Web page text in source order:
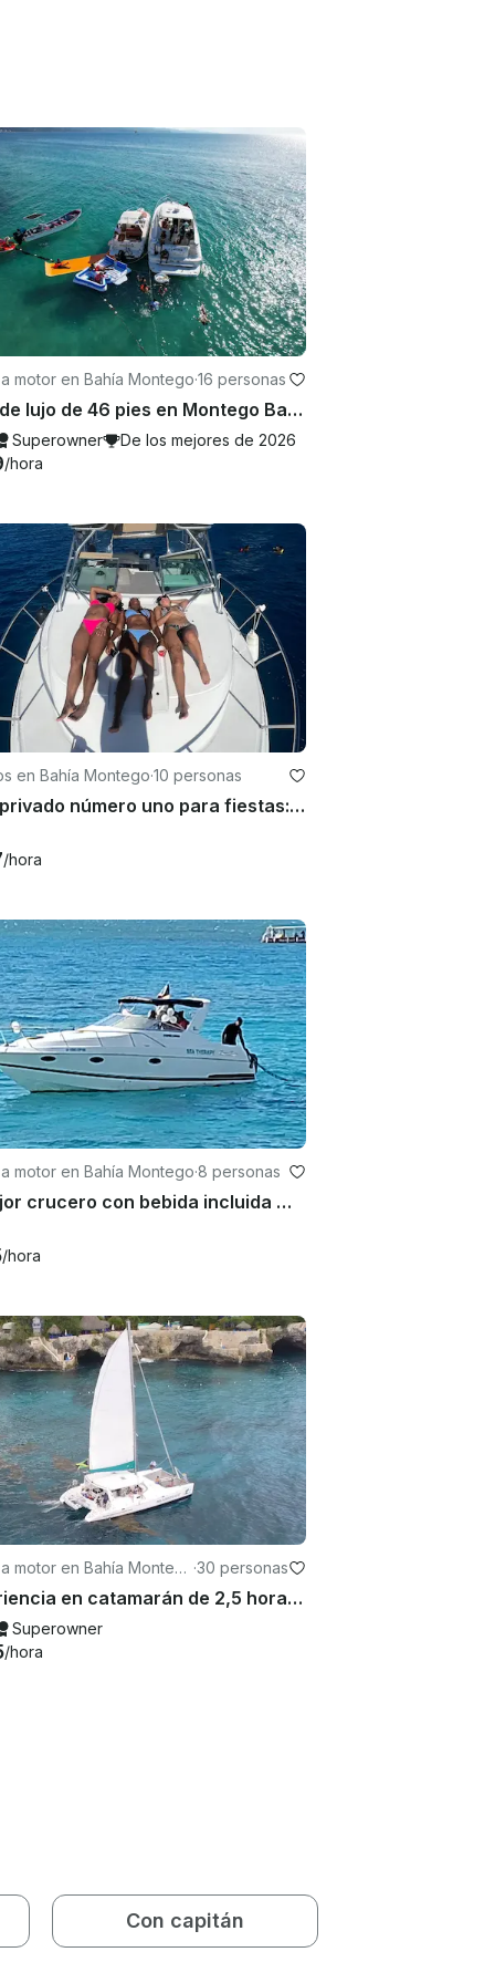
motor en Bahía Montego·16 personas
Yate de lujo de 46 pies en Montego Bay con cócteles y comidas ilimitados incluidos
Superowner De los mejores de 2026
/hora
en Bahía Montego·10 personas
Bote privado número uno para fiestas: Wellcraft de 31 pies para 8 personas
/hora
motor en Bahía Montego·8 personas
El mejor crucero con bebida incluida 🍺 en Montego Bay 🇯🇲 🥳 🍺
/hora
motor en Bahía Monteg
·30 personas
Experiencia en catamarán de 2,5 horas en Montego Bay
Superowner
/hora
Con capitán